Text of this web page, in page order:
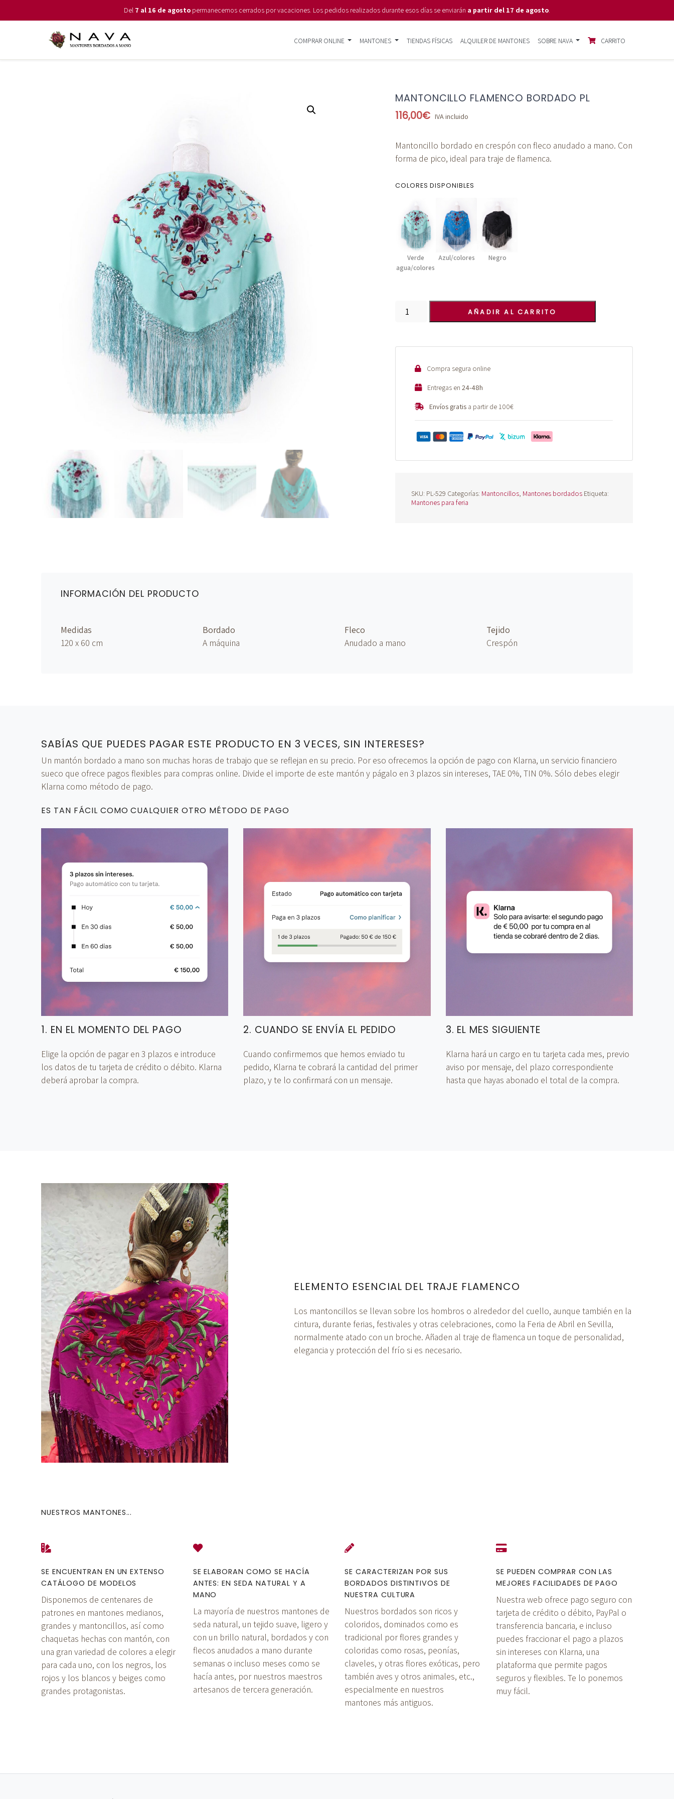
Del 7 al 16 de agosto permanecemos cerrados por vacaciones. Los pedidos realizados durante esos días se enviarán a partir del 17 de agosto.
COMPRAR ONLINE MANTONES TIENDAS FÍSICAS ALQUILER DE MANTONES SOBRE NAVA CARRITO
MANTONCILLO FLAMENCO BORDADO PL
116,00€ IVA incluido
Mantoncillo bordado en crespón con fleco anudado a mano. Con
forma de pico, ideal para traje de flamenca.
COLORES DISPONIBLES
Verde
agua/colores
Azul/colores Negro
Mantoncillo
PL
AÑADIR AL CARRITO
Compra segura online
Entregas en24-48h
Envíos gratis a partir de 100€
SKU: PL-529 Categorías: Mantoncillos, Mantones bordados Etiqueta:
Mantones para feria
INFORMACIÓN DEL PRODUCTO
Medidas
120 x 60 cm
Bordado
A máquina
Fleco
Anudado a mano
Tejido
Crespón
SABÍAS QUE PUEDES PAGAR ESTE PRODUCTO EN 3 VECES, SIN INTERESES?
Un mantón bordado a mano son muchas horas de trabajo que se reflejan en su precio. Por eso ofrecemos la opción de pago con Klarna, un servicio financiero
sueco que ofrece pagos flexibles para compras online. Divide el importe de este mantón y págalo en 3 plazos sin intereses, TAE 0%, TIN 0%. Sólo debes elegir
Klarna como método de pago.
ES TAN FÁCIL COMO CUALQUIER OTRO MÉTODO DE PAGO
1. EN EL MOMENTO DEL PAGO
Elige la opción de pagar en 3 plazos e introduce
los datos de tu tarjeta de crédito o débito. Klarna
deberá aprobar la compra.
2. CUANDO SE ENVÍA EL PEDIDO
Cuando confirmemos que hemos enviado tu
pedido, Klarna te cobrará la cantidad del primer
plazo, y te lo confirmará con un mensaje.
3. EL MES SIGUIENTE
Klarna hará un cargo en tu tarjeta cada mes, previo
aviso por mensaje, del plazo correspondiente
hasta que hayas abonado el total de la compra.
ELEMENTO ESENCIAL DEL TRAJE FLAMENCO
Los mantoncillos se llevan sobre los hombros o alrededor del cuello, aunque también en la
cintura, durante ferias, festivales y otras celebraciones, como la Feria de Abril en Sevilla,
normalmente atado con un broche. Añaden al traje de flamenca un toque de personalidad,
elegancia y protección del frío si es necesario.
NUESTROS MANTONES...
SE ENCUENTRAN EN UN EXTENSO
CATÁLOGO DE MODELOS
Disponemos de centenares de
patrones en mantones medianos,
grandes y mantoncillos, así como
chaquetas hechas con mantón, con
una gran variedad de colores a elegir
para cada uno, con los negros, los
rojos y los blancos y beiges como
grandes protagonistas.
SE ELABORAN COMO SE HACÍA
ANTES: EN SEDA NATURAL Y A
MANO
La mayoría de nuestros mantones de
seda natural, un tejido suave, ligero y
con un brillo natural, bordados y con
flecos anudados a mano durante
semanas o incluso meses como se
hacía antes, por nuestros maestros
artesanos de tercera generación.
SE CARACTERIZAN POR SUS
BORDADOS DISTINTIVOS DE
NUESTRA CULTURA
Nuestros bordados son ricos y
coloridos, dominados como es
tradicional por flores grandes y
coloridas como rosas, peonías,
claveles, y otras flores exóticas, pero
también aves y otros animales, etc.,
especialmente en nuestros
mantones más antiguos.
SE PUEDEN COMPRAR CON LAS
MEJORES FACILIDADES DE PAGO
Nuestra web ofrece pago seguro con
tarjeta de crédito o débito, PayPal o
transferencia bancaria, e incluso
puedes fraccionar el pago a plazos
sin intereses con Klarna, una
plataforma que permite pagos
seguros y flexibles. Te lo ponemos
muy fácil.